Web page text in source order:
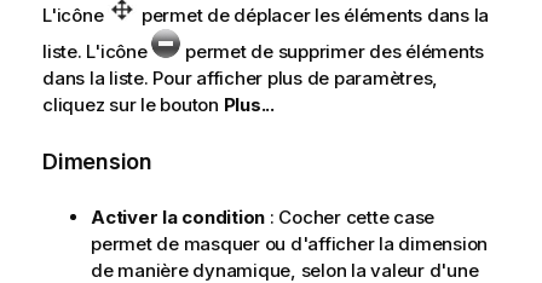
L'icône
permet de déplacer les éléments dans la
liste. L'icône
permet de supprimer des éléments
dans la liste. Pour afficher plus de paramètres,
cliquez sur le bouton Plus...
Dimension
Activer la condition : Cocher cette case
permet de masquer ou d'afficher la dimension
de manière dynamique, selon la valeur d'une